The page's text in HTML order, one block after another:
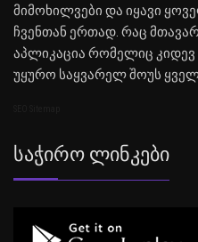
მიმოხილვები და იყავი
ჩვენთან ერთად. რაც
აპლიკაცია რომელიც
უყურო საყვარელ შოუს
Საჭირო Ლინკები